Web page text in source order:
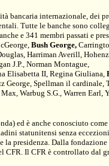
bancaria internazionale, dei
Tutte le banche sono
e 341 membri passati e
Bush George,
Harriman Averill,
J.P., Norman Montague,
Elisabetta II, Regina Giuliana,
George, Spellman il
Warbug S.G., Warren Earl,
ed è anche conosciuto
statunitensi senza
presidenza. Dalla
CFR. Il CFR è controllato